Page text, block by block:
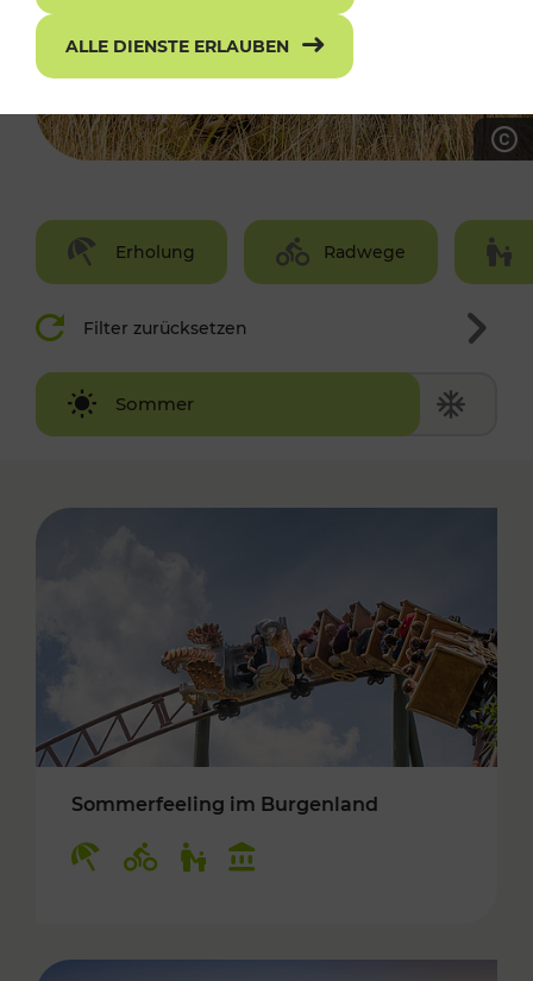
Erholung Radwege
Filter zurücksetzen
Sommer
Winter
Sommerfeeling im Burgenland
ALLE DIENSTE ERLAUBEN